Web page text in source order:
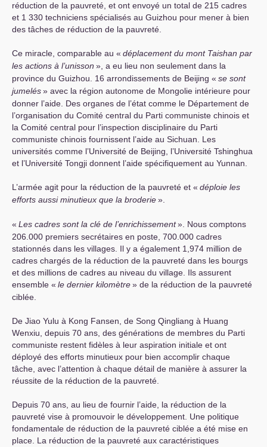
réduction de la pauvreté, et ont envoyé un total de 215 cadres
et 1 330 techniciens spécialisés au Guizhou pour mener à bien
des tâches de réduction de la pauvreté.
Ce miracle, comparable au « déplacement du mont Taishan par
les actions à l’unisson », a eu lieu non seulement dans la
province du Guizhou. 16 arrondissements de Beijing « se sont
jumelés» avec la région autonome de Mongolie intérieure pour
donner l’aide. Des organes de l’état comme le Département de
l’organisation du Comité central du Parti communiste chinois et
la Comité central pour l’inspection disciplinaire du Parti
communiste chinois fournissent l’aide au Sichuan. Les
universités comme l’Université de Beijing, l’Université Tshinghua
et l’Université Tongji donnent l’aide spécifiquement au Yunnan.
L’armée agit pour la réduction de la pauvreté et « déploie les
efforts aussi minutieux que la broderie».
« Les cadres sont la clé de l’enrichissement». Nous comptons
206.000 premiers secrétaires en poste, 700.000 cadres
stationnés dans les villages. Il y a également 1,974 million de
cadres chargés de la réduction de la pauvreté dans les bourgs
et des millions de cadres au niveau du village. Ils assurent
ensemble « le dernier kilomètre» de la réduction de la pauvreté
ciblée.
De Jiao Yulu à Kong Fansen, de Song Qingliang à Huang
Wenxiu, depuis 70 ans, des générations de membres du Parti
communiste restent fidèles à leur aspiration initiale et ont
déployé des efforts minutieux pour bien accomplir chaque
tâche, avec l’attention à chaque détail de manière à assurer la
réussite de la réduction de la pauvreté.
Depuis 70 ans, au lieu de fournir l’aide, la réduction de la
pauvreté vise à promouvoir le développement. Une politique
fondamentale de réduction de la pauvreté ciblée a été mise en
place. La réduction de la pauvreté aux caractéristiques